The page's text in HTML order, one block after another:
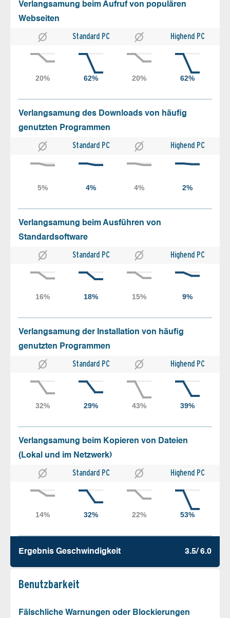
Verlangsamung beim Aufruf von populären
Webseiten
Standard PC Highend PC
Verlangsamung des Downloads von häufig
genutzten Programmen
Standard PC Highend PC
Verlangsamung beim Ausführen von
Standardsoftware
Standard PC Highend PC
Verlangsamung der Installation von häufig
genutzten Programmen
Standard PC Highend PC
Verlangsamung beim Kopieren von Dateien
(Lokal und im Netzwerk)
Standard PC Highend PC
Ergebnis Geschw­indigkeit 3.5/ 6.0
Benutz­barkeit
Fälschliche Warnungen oder Blockierungen